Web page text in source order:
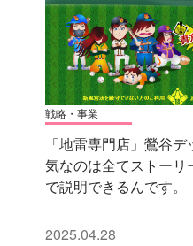
戦略・事業
「地雷専門店」鶯谷
気なのは全てストーリ
で説明できるんです。
2025.04.28